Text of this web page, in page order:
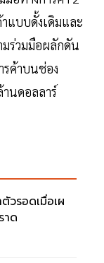
แบบดั้งเดิมและ
มร่วมมือผลักดัน
รค้าบนช่อง
านดอลลาร์
ด